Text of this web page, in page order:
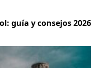
guía y consejos 2026